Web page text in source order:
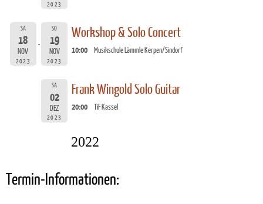
2023
SA
18
NOV
2023
SO
19
NOV
2023
Workshop & Solo Concert
10:00 Musikschule Lämmle Kerpen/Sindorf
SA
02
DEZ
2023
Frank Wingold Solo Guitar
20:00 TiF Kassel
2022
Termin-Informationen: